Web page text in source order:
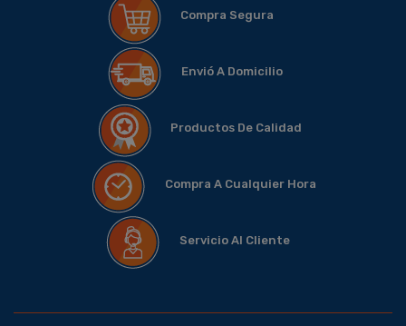
Compra Segura
Envió A Domicilio
Productos De Calidad
Compra A Cualquier Hora
Servicio Al Cliente